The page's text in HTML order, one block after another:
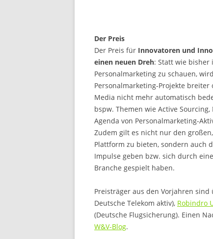
Der Preis
Der Preis für Innovatoren und
einen neuen Dreh: Statt wie bisher
Personalmarketing zu schauen,
Personalmarketing-Projekte breiter
Media nicht mehr automatisch
bspw. Themen wie Active
Agenda von Personalmarketing-
Zudem gilt es nicht nur den
Plattform zu bieten, sondern auch
Impulse geben bzw. sich durch
Branche gespielt haben.
Preisträger aus den Vorjahren sind
Deutsche Telekom aktiv), Robindro
(Deutsche Flugsicherung). Einen
W&V-Blog.